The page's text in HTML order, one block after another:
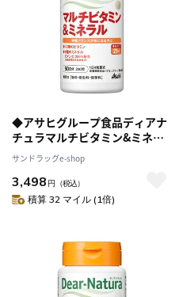
◆アサヒグループ食品ディアナ
チュラマルチビタミン&ミネラ
ル200粒【3個セット】
サンドラッグe-shop
3,498 円 （税込）
積算 32 マイル (1倍)